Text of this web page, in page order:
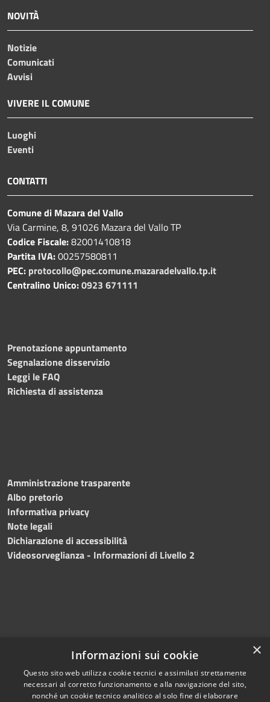
NOVITÀ
Notizie
Comunicati
Avvisi
VIVERE IL COMUNE
Luoghi
Eventi
CONTATTI
Comune di Mazara del Vallo
Via Carmine, 8, 91026 Mazara del Vallo TP
Codice Fiscale:82001410818
Partita IVA:00257580811
PEC: protocollo@pec.comune.mazaradelvallo.tp.it
Centralino Unico:0923 671111
Prenotazione appuntamento
Segnalazione disservizio
Leggi le FAQ
Richiesta di assistenza
Amministrazione trasparente
Albo pretorio
Informativa privacy
Note legali
Dichiarazione di accessibilità
Videosorveglianza - Informazioni di Livello 2
Copyright © 2024 •
×
Informazioni sui cookie
Questo sito web utilizza cookie tecnici e assimilati strettamente
necessari al corretto funzionamento e alla navigazione del sito,
nonché un cookie tecnico analitico al solo fine di elaborare